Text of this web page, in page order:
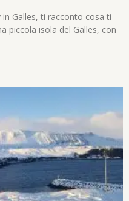
Galles, ti racconto cosa ti
piccola isola del Galles, con